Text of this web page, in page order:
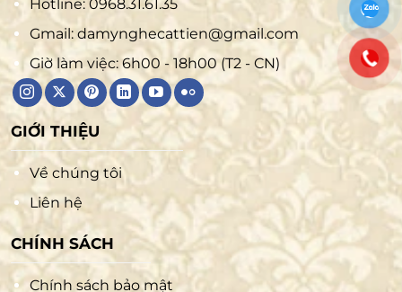
Hotline: 0968.31.61.35
Gmail: damynghecattien@gmail.com
Giờ làm việc: 6h00 - 18h00 (T2 - CN)
GIỚI THIỆU
Về chúng tôi
Liên hệ
CHÍNH SÁCH
Chính sách bảo mật